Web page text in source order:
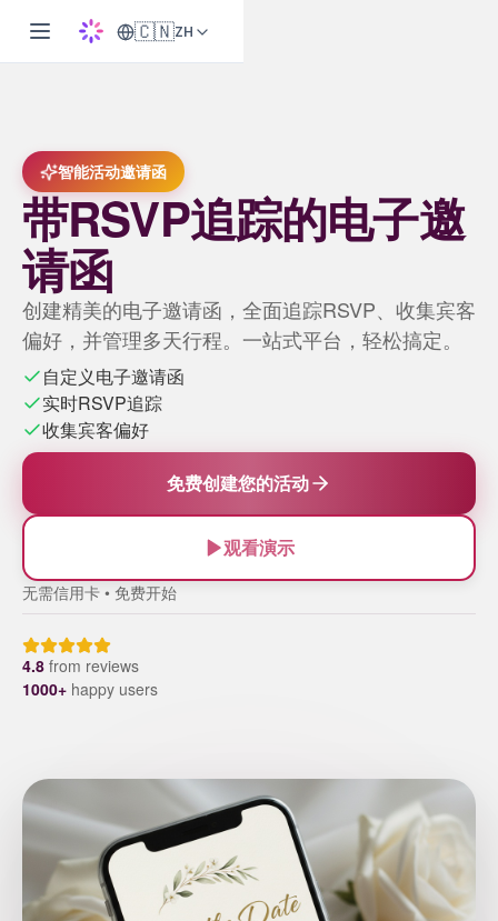
🇨🇳ZH
智能活动邀请函
带RSVP追踪的电子邀
请函
创建精美的电子邀请函，全面追踪RSVP、收集宾客
偏好，并管理多天行程。一站式平台，轻松搞定。
自定义电子邀请函
实时RSVP追踪
收集宾客偏好
免费创建您的活动
观看演示
无需信用卡 • 免费开始
4.8 from reviews
1000+ happy users